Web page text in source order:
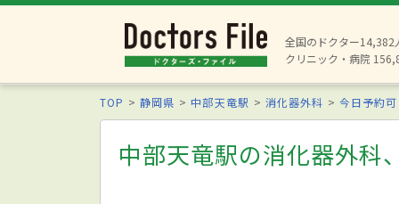
全国のドクター14,382
クリニック・病院
TOP 静岡県 中部天竜駅 消化器外科 今日予約可
中部天竜駅の消化器外科